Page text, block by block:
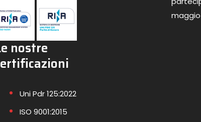
nostre
Uni Pdr 125:2022
ISO 9001:2015
maggio